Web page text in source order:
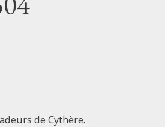
de Cythère.